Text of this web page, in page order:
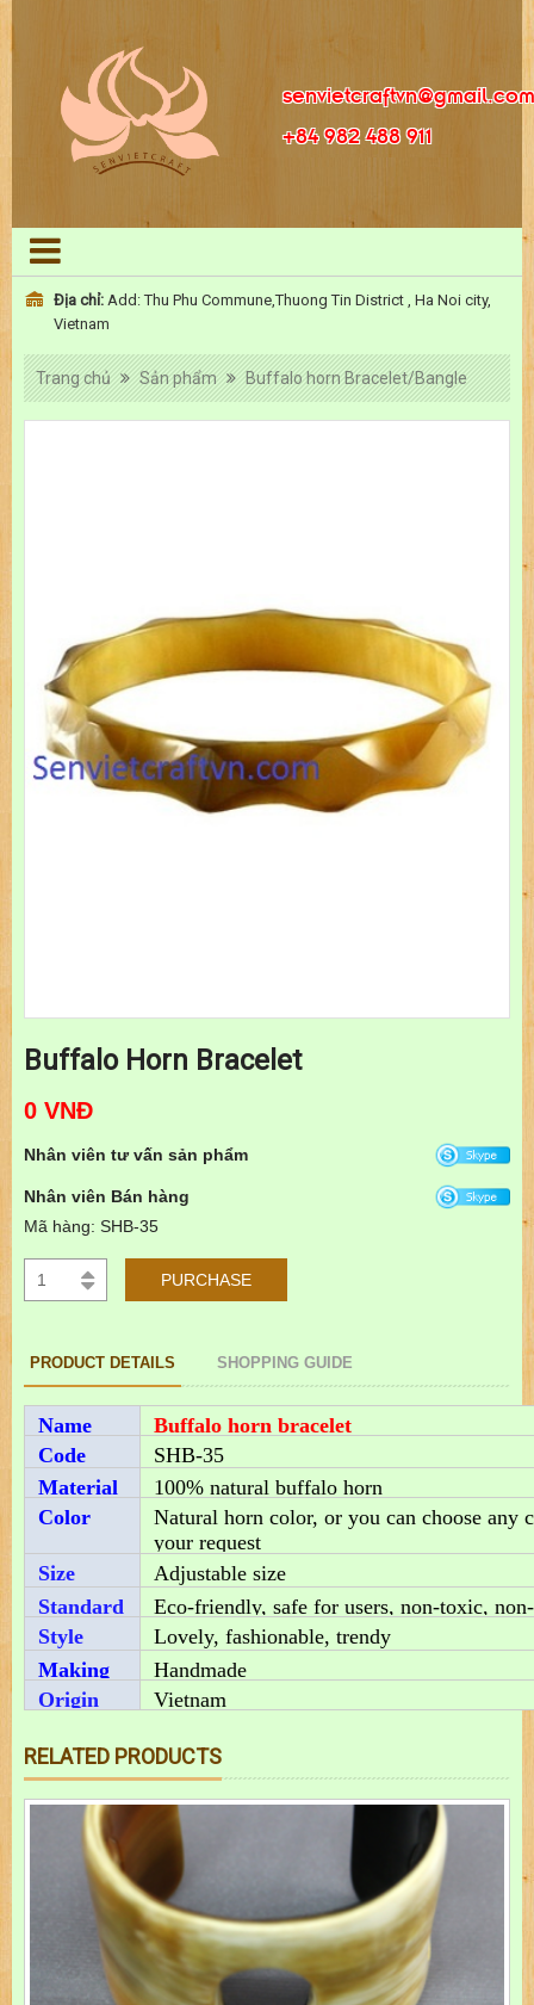
senvietcraftvn@gmail.com
+84 982 488 911
Địa chỉ: Add: Thu Phu Commune,Thuong Tin District , Ha Noi city,
Vietnam
Trang chủ Sản phẩm Buffalo horn Bracelet/Bangle
Buffalo Horn Bracelet
0 VNĐ
Nhân viên tư vấn sản phẩm
Nhân viên Bán hàng
Mã hàng: SHB-35
PURCHASE
PRODUCT DETAILS SHOPPING GUIDE
Name
Buffalo horn bracelet
Code
SHB-35
Material
100% natural buffalo horn
Color
Natural horn color, or you can choose any
your request
Size
Adjustable size
Standard
Eco-friendly, safe for users, non-toxic,
Style
Lovely, fashionable, trendy
Making
Handmade
Origin
Vietnam
RELATED PRODUCTS